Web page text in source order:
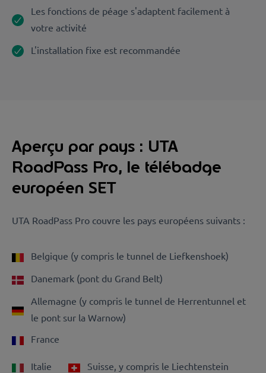
Les fonctions de péage s'adaptent facilement à
votre activité
L'installation fixe est recommandée
Aperçu par pays : UTA
RoadPass Pro, le télébadge
européen SET
UTA RoadPass Pro couvre les pays européens suivants :
Belgique (y compris le tunnel de Liefkenshoek)
Danemark (pont du Grand Belt)
Allemagne (y compris le tunnel de Herrentunnel et
le pont sur la Warnow)
France
Italie
Suisse, y compris le Liechtenstein